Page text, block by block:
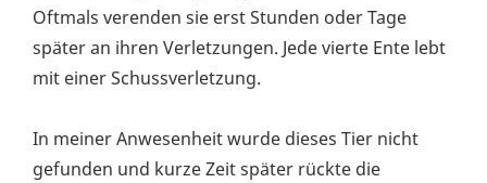
Oftmals verenden sie erst Stunden oder Tage
später an ihren Verletzungen. Jede vierte Ente lebt
mit einer Schussverletzung.
In meiner Anwesenheit wurde dieses Tier nicht
gefunden und kurze Zeit später rückte die